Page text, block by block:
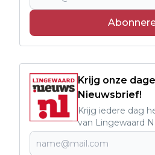
Krijg onze
Nieuwsbrief!
Krijg iedere dag
van Lingewaard